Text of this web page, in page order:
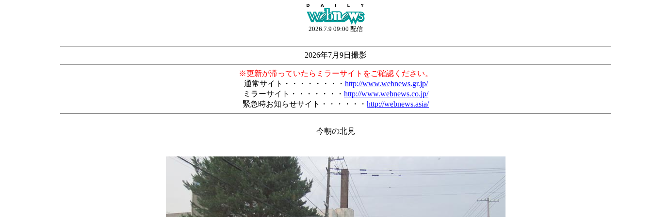
2026.7.9 09:00 配信
2026年7月9日撮影
※更新が滞っていたらミラーサイトをご確認ください。
通常サイト・・・・・・・・ http://www.webnews.gr.jp/
ミラーサイト・・・・・・・ http://www.webnews.co.jp/
緊急時お知らせサイト・・・・・・ http://webnews.asia/
今朝の北見